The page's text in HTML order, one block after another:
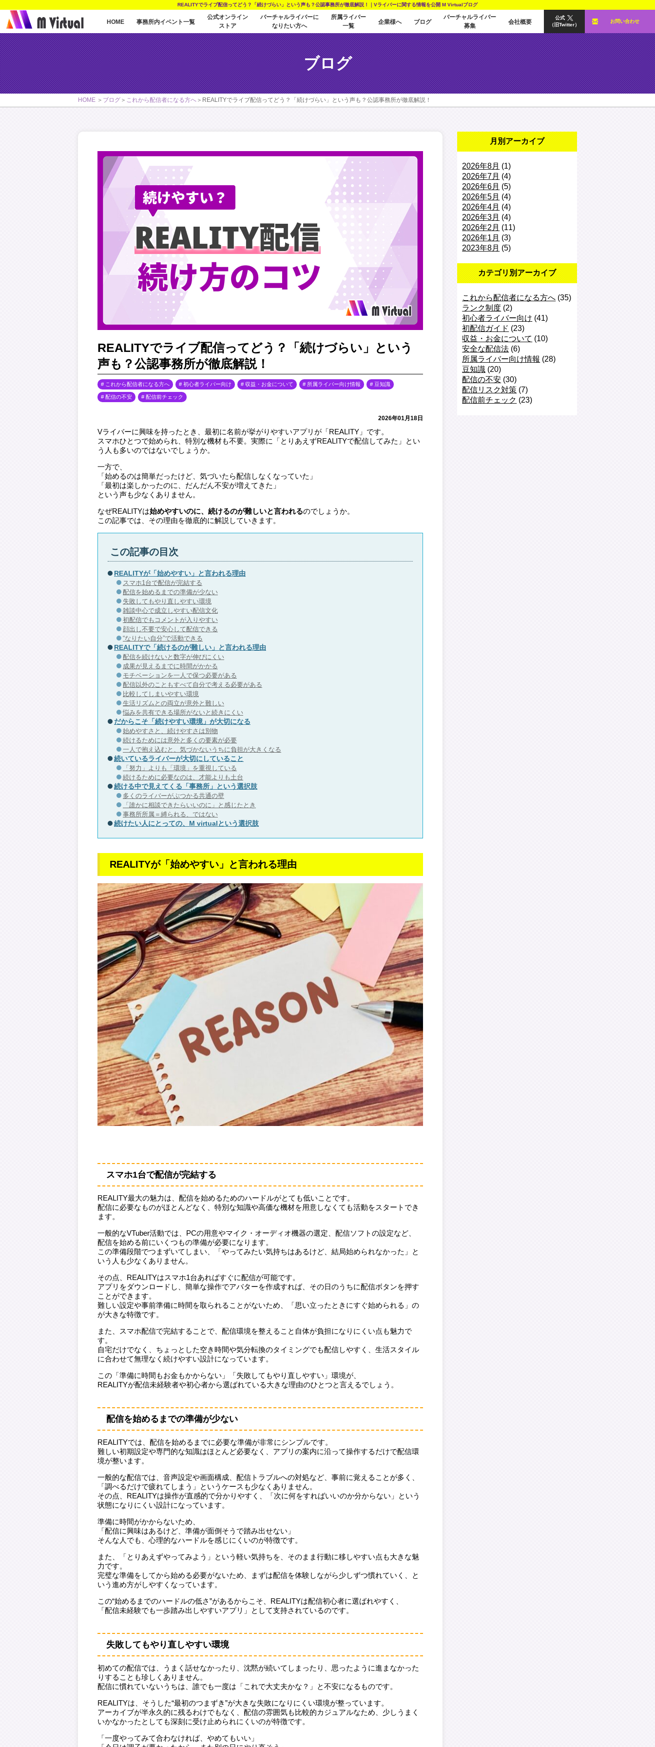
REALITYでライブ配信ってどう？「続けづらい」という声も？公認事務所が徹底解説！｜Vライバーに関する情報を公開 M Virtualブログ
HOME 事務所内イベント一覧
公式オンライン
ストア
バーチャルライバーに
なりたい方へ
所属ライバー
一覧
企業様へ ブログ
バーチャルライバー
募集
会社概要
公式
（旧Twitter）
お問い合わせ
ブログ
HOME ブログ これから配信者になる方へ REALITYでライブ配信ってどう？「続けづらい」という声も？公認事務所が徹底解説！
REALITYでライブ配信ってどう？「続けづらい」という
声も？公認事務所が徹底解説！
これから配信者になる方へ 初心者ライバー向け 収益・お金について 所属ライバー向け情報 豆知識
配信の不安 配信前チェック
2026年01月18日
Vライバーに興味を持ったとき、最初に名前が挙がりやすいアプリが「REALITY」です。
スマホひとつで始められ、特別な機材も不要。実際に「とりあえずREALITYで配信してみた」とい
う人も多いのではないでしょうか。
一方で、
「始めるのは簡単だったけど、気づいたら配信しなくなっていた」
「最初は楽しかったのに、だんだん不安が増えてきた」
という声も少なくありません。
なぜREALITYは始めやすいのに、続けるのが難しいと言われるのでしょうか。
この記事では、その理由を徹底的に解説していきます。
この記事の目次
REALITYが「始めやすい」と言われる理由
スマホ1台で配信が完結する
配信を始めるまでの準備が少ない
失敗してもやり直しやすい環境
雑談中心で成立しやすい配信文化
初配信でもコメントが入りやすい
顔出し不要で安心して配信できる
“なりたい自分”で活動できる
REALITYで「続けるのが難しい」と言われる理由
配信を続けないと数字が伸びにくい
成果が見えるまでに時間がかかる
モチベーションを一人で保つ必要がある
配信以外のこともすべて自分で考える必要がある
比較してしまいやすい環境
生活リズムとの両立が意外と難しい
悩みを共有できる場所がないと続きにくい
だからこそ「続けやすい環境」が大切になる
始めやすさと、続けやすさは別物
続けるためには意外と多くの要素が必要
一人で抱え込むと、気づかないうちに負担が大きくなる
続いているライバーが大切にしていること
「努力」よりも「環境」を重視している
続けるために必要なのは、才能よりも土台
続ける中で見えてくる「事務所」という選択肢
多くのライバーがぶつかる共通の壁
「誰かに相談できたらいいのに」と感じたとき
事務所所属＝縛られる、ではない
続けたい人にとっての、M virtualという選択肢
REALITYが「始めやすい」と言われる理由
スマホ1台で配信が完結する
REALITY最大の魅力は、配信を始めるためのハードルがとても低いことです。
配信に必要なものがほとんどなく、特別な知識や高価な機材を用意しなくても活動をスタートでき
ます。
一般的なVTuber活動では、PCの用意やマイク・オーディオ機器の選定、配信ソフトの設定など、
配信を始める前にいくつもの準備が必要になります。
この準備段階でつまずいてしまい、「やってみたい気持ちはあるけど、結局始められなかった」と
いう人も少なくありません。
その点、REALITYはスマホ1台あればすぐに配信が可能です。
アプリをダウンロードし、簡単な操作でアバターを作成すれば、その日のうちに配信ボタンを押す
ことができます。
難しい設定や事前準備に時間を取られることがないため、「思い立ったときにすぐ始められる」の
が大きな特徴です。
また、スマホ配信で完結することで、配信環境を整えること自体が負担になりにくい点も魅力で
す。
自宅だけでなく、ちょっとした空き時間や気分転換のタイミングでも配信しやすく、生活スタイル
に合わせて無理なく続けやすい設計になっています。
この「準備に時間もお金もかからない」「失敗してもやり直しやすい」環境が、
REALITYが配信未経験者や初心者から選ばれている大きな理由のひとつと言えるでしょう。
配信を始めるまでの準備が少ない
REALITYでは、配信を始めるまでに必要な準備が非常にシンプルです。
難しい初期設定や専門的な知識はほとんど必要なく、アプリの案内に沿って操作するだけで配信環
境が整います。
一般的な配信では、音声設定や画面構成、配信トラブルへの対処など、事前に覚えることが多く、
「調べるだけで疲れてしまう」というケースも少なくありません。
その点、REALITYは操作が直感的で分かりやすく、「次に何をすればいいのか分からない」という
状態になりにくい設計になっています。
準備に時間がかからないため、
「配信に興味はあるけど、準備が面倒そうで踏み出せない」
そんな人でも、心理的なハードルを感じにくいのが特徴です。
また、「とりあえずやってみよう」という軽い気持ちを、そのまま行動に移しやすい点も大きな魅
力です。
完璧な準備をしてから始める必要がないため、まずは配信を体験しながら少しずつ慣れていく、と
いう進め方がしやすくなっています。
この“始めるまでのハードルの低さ”があるからこそ、REALITYは配信初心者に選ばれやすく、
「配信未経験でも一歩踏み出しやすいアプリ」として支持されているのです。
失敗してもやり直しやすい環境
初めての配信では、うまく話せなかったり、沈黙が続いてしまったり、思ったように進まなかった
りすることも珍しくありません。
配信に慣れていないうちは、誰でも一度は「これで大丈夫かな？」と不安になるものです。
REALITYは、そうした“最初のつまずき”が大きな失敗になりにくい環境が整っています。
アーカイブが半永久的に残るわけでもなく、配信の雰囲気も比較的カジュアルなため、少しうまく
いかなかったとしても深刻に受け止められにくいのが特徴です。
「一度やってみて合わなければ、やめてもいい」
月別アーカイブ
2026年8月 (1)
2026年7月 (4)
2026年6月 (5)
2026年5月 (4)
2026年4月 (4)
2026年3月 (4)
2026年2月 (11)
2026年1月 (3)
2023年8月 (5)
カテゴリ別アーカイブ
これから配信者になる方へ (35)
ランク制度 (2)
初心者ライバー向け (41)
初配信ガイド (23)
収益・お金について (10)
安全な配信法 (6)
所属ライバー向け情報 (28)
豆知識 (20)
配信の不安 (30)
配信リスク対策 (7)
配信前チェック (23)